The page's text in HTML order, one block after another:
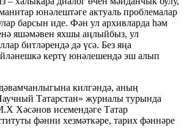
юнәлештәге актуаль проблемалар
барсын иде. Фән ул архивларда һәм
яшәмәвен яхшы аңлыйбыз, ул
битләрендә дә үсә. Без яңа
кертү юнәлешендә эш алып
килгәндә, аның
Татарстан» журналы турында
Хәсәнов исемендәге Татар
фәнни хезмәткәре, тарих фәннәре